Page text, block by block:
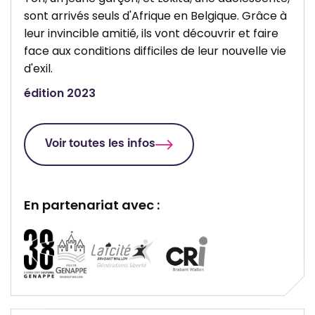
sont arrivés seuls d'Afrique en Belgique. Grâce à
leur invincible amitié, ils vont découvrir et faire
face aux conditions difficiles de leur nouvelle vie
d'exil.
édition 2023
Voir toutes les infos
En partenariat avec :
P
a
r
t
P
a
r
t
P
t